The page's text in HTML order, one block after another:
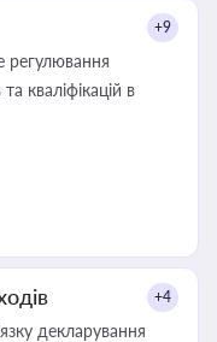
+9
регулювання
кваліфікацій в
+4
декларування